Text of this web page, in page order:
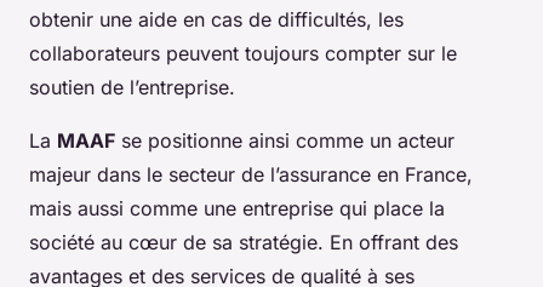
obtenir une aide en cas de difficultés, les
collaborateurs peuvent toujours compter sur le
soutien de l’entreprise.
La MAAF se positionne ainsi comme un acteur
majeur dans le secteur de l’assurance en France,
mais aussi comme une entreprise qui place la
société au cœur de sa stratégie. En offrant des
avantages et des services de qualité à ses